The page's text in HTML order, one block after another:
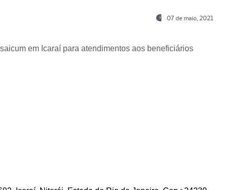
07 de maio, 2021
em Icaraí para atendimentos aos beneficiários